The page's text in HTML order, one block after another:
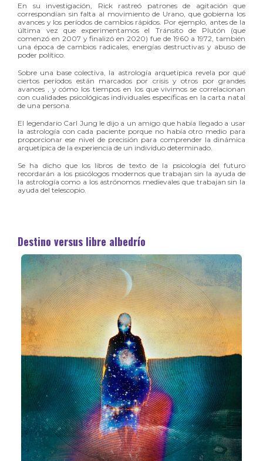
En su investigación, Rick rastreó patrones de agitación que
correspondían sin falta al movimiento de Urano, que gobierna los
avances y los períodos de cambios rápidos. Por ejemplo, antes de la
última vez que experimentamos el Tránsito de Plutón (que
comenzó en 2007 y finalizó en 2020) fue de 1960 a 1972, también
una época de cambios radicales, energías destructivas y abuso de
poder político.
Sobre una base colectiva, la astrología arquetípica revela por qué
ciertos períodos están marcados por crisis y otros por grandes
avances , y cómo los tiempos en los que vivimos se correlacionan
con cualidades psicológicas individuales específicas en la carta natal
de una persona.
El legendario Carl Jung le dijo a un amigo que había llegado a usar
la astrología con cada paciente porque no había otro medio para
proporcionar ese nivel de precisión para comprender la dinámica
arquetípica de la experiencia de un individuo determinado.
Se ha dicho que los libros de texto de la psicología del futuro
recordarán a los psicólogos modernos que trabajan sin la ayuda de
la astrología como a los astrónomos medievales que trabajan sin la
ayuda del telescopio.
Destino versus libre albedrío